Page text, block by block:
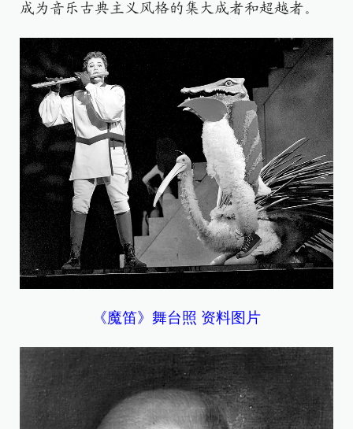
成为音乐古典主义风格的集大成者和超越者。
《魔笛》舞台照 资料图片